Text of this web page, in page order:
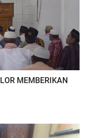
MEMBERIKAN